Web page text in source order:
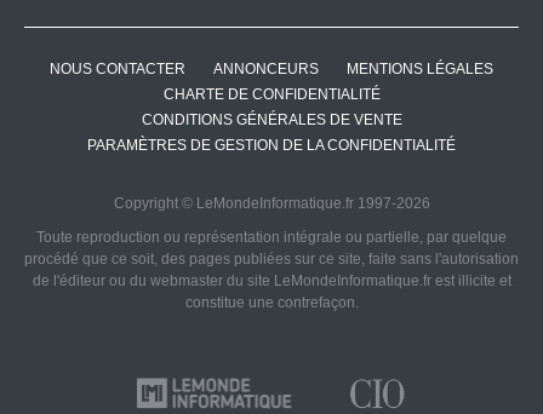
NOUS CONTACTER ANNONCEURS
MENTIONS LÉGALES
CHARTE DE CONFIDENTIALITÉ
CONDITIONS GÉNÉRALES DE VENTE
PARAMÈTRES DE GESTION DE LA CONFIDENTIALITÉ
Copyright © LeMondeInformatique.fr 1997-2026
Toute reproduction ou représentation intégrale ou partielle, par quelque
procédé que ce soit, des pages publiées sur ce site, faite sans l'autorisation
de l'éditeur ou du webmaster du site LeMondeInformatique.fr est illicite et
constitue une contrefaçon.